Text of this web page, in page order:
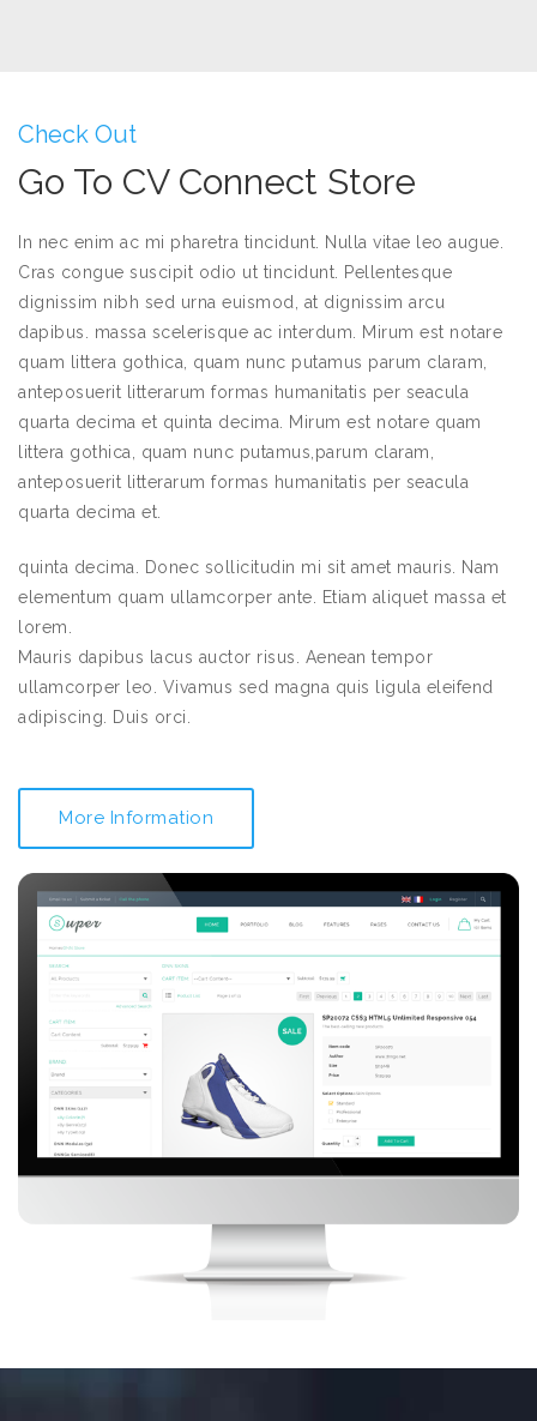
Check Out
Go To CV Connect Store
In nec enim ac mi pharetra tincidunt. Nulla vitae leo augue.
Cras congue suscipit odio ut tincidunt. Pellentesque
dignissim nibh sed urna euismod, at dignissim arcu
dapibus. massa scelerisque ac interdum. Mirum est notare
quam littera gothica, quam nunc putamus parum claram,
anteposuerit litterarum formas humanitatis per seacula
quarta decima et quinta decima. Mirum est notare quam
littera gothica, quam nunc putamus,parum claram,
anteposuerit litterarum formas humanitatis per seacula
quarta decima et.
quinta decima. Donec sollicitudin mi sit amet mauris. Nam
elementum quam ullamcorper ante. Etiam aliquet massa et
lorem.
Mauris dapibus lacus auctor risus. Aenean tempor
ullamcorper leo. Vivamus sed magna quis ligula eleifend
adipiscing. Duis orci.
More Information